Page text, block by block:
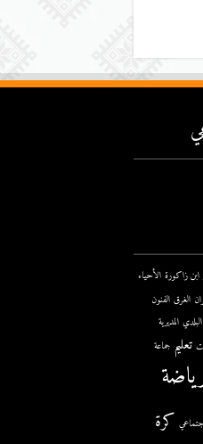
ابن زاكورة الأحياء
الغرق الفنون
المديرية
تعليم جماعة
كرة